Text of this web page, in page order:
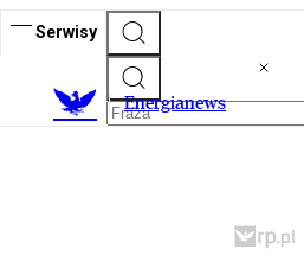
Serwisy
Energianews